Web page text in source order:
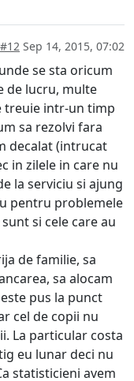
#12 Sep 14, 2015, 07:02
se sta oricum
de lucru, multe
treuie intr-un timp
sa rezolvi fara
decalat (intrucat
in zilele in care nu
la serviciu si ajung
pentru problemele
si cele care au
de familie, sa
sa alocam
pus la punct
cel de copii nu
La particular costa
eu lunar deci nu
statisticieni avem